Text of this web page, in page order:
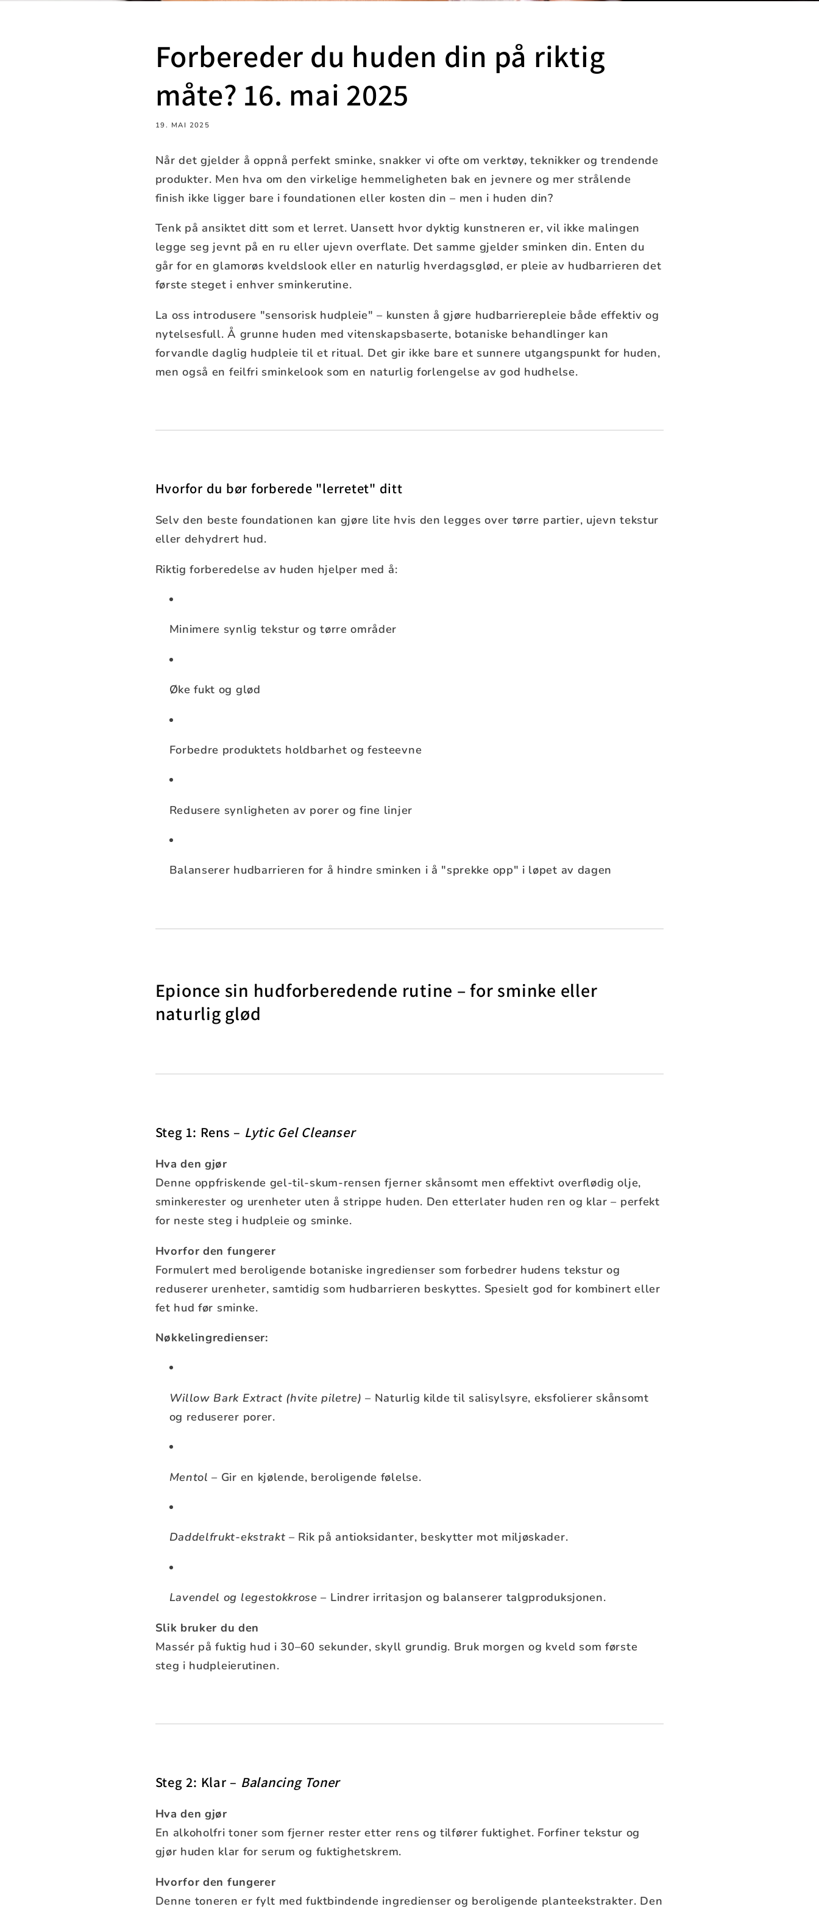
Forbereder du huden din på riktig
måte? 16. mai 2025
19. MAI 2025
Når det gjelder å oppnå perfekt sminke, snakker vi ofte om verktøy, teknikker og trendende
produkter. Men hva om den virkelige hemmeligheten bak en jevnere og mer strålende
finish ikke ligger bare i foundationen eller kosten din – men i huden din?
Tenk på ansiktet ditt som et lerret. Uansett hvor dyktig kunstneren er, vil ikke malingen
legge seg jevnt på en ru eller ujevn overflate. Det samme gjelder sminken din. Enten du
går for en glamorøs kveldslook eller en naturlig hverdagsglød, er pleie av hudbarrieren det
første steget i enhver sminkerutine.
La oss introdusere "sensorisk hudpleie" – kunsten å gjøre hudbarrierepleie både effektiv og
nytelsesfull. Å grunne huden med vitenskapsbaserte, botaniske behandlinger kan
forvandle daglig hudpleie til et ritual. Det gir ikke bare et sunnere utgangspunkt for huden,
men også en feilfri sminkelook som en naturlig forlengelse av god hudhelse.
Hvorfor du bør forberede "lerretet" ditt
Selv den beste foundationen kan gjøre lite hvis den legges over tørre partier, ujevn tekstur
eller dehydrert hud.
Riktig forberedelse av huden hjelper med å:
Minimere synlig tekstur og tørre områder
Øke fukt og glød
Forbedre produktets holdbarhet og festeevne
Redusere synligheten av porer og fine linjer
Balanserer hudbarrieren for å hindre sminken i å "sprekke opp" i løpet av dagen
Epionce sin hudforberedende rutine – for sminke eller
naturlig glød
Steg 1: Rens – Lytic Gel Cleanser
Hva den gjør
Denne oppfriskende gel-til-skum-rensen fjerner skånsomt men effektivt overflødig olje,
sminkerester og urenheter uten å strippe huden. Den etterlater huden ren og klar – perfekt
for neste steg i hudpleie og sminke.
Hvorfor den fungerer
Formulert med beroligende botaniske ingredienser som forbedrer hudens tekstur og
reduserer urenheter, samtidig som hudbarrieren beskyttes. Spesielt god for kombinert eller
fet hud før sminke.
Nøkkelingredienser:
Willow Bark Extract (hvite piletre) – Naturlig kilde til salisylsyre, eksfolierer skånsomt
og reduserer porer.
Mentol – Gir en kjølende, beroligende følelse.
Daddelfrukt-ekstrakt – Rik på antioksidanter, beskytter mot miljøskader.
Lavendel og legestokkrose – Lindrer irritasjon og balanserer talgproduksjonen.
Slik bruker du den
Massér på fuktig hud i 30–60 sekunder, skyll grundig. Bruk morgen og kveld som første
steg i hudpleierutinen.
Steg 2: Klar – Balancing Toner
Hva den gjør
En alkoholfri toner som fjerner rester etter rens og tilfører fuktighet. Forfiner tekstur og
gjør huden klar for serum og fuktighetskrem.
Hvorfor den fungerer
Denne toneren er fylt med fuktbindende ingredienser og beroligende planteekstrakter. Den